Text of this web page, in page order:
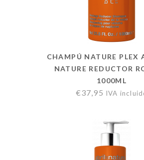
CHAMPÚ NATURE PLEX
NATURE REDUCTOR
1000ML
€37,95 IVA